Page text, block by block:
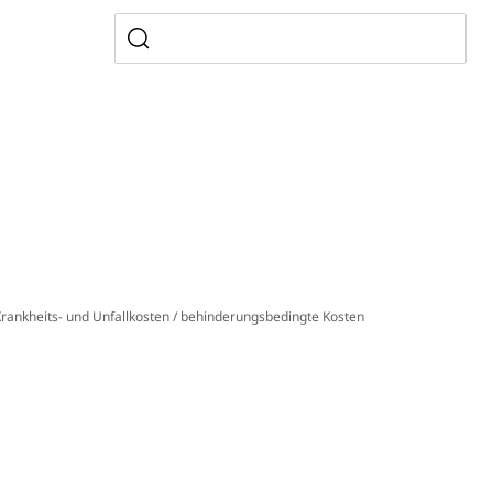
und Unfallkosten / behinderungsbedingte Kosten
Zivilstandsamt, Erben, Erbenliste
Betriebe, Alarmierung, Sirenentest